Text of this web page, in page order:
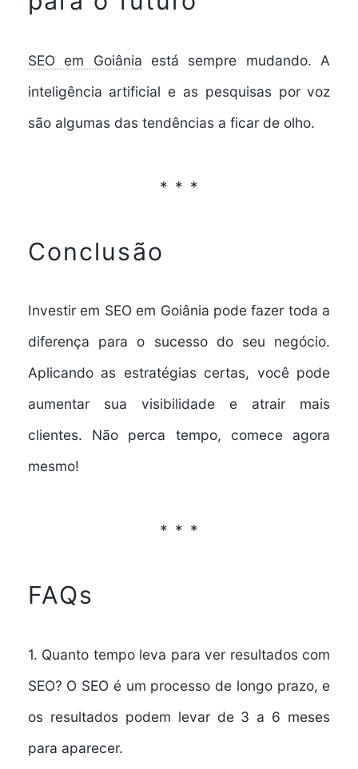
SEO em Goiânia está sempre mudando. A
inteligência artificial e as pesquisas por voz
são algumas das tendências a ficar de olho.
Conclusão
Investir em SEO em Goiânia pode fazer toda a
diferença para o sucesso do seu negócio.
Aplicando as estratégias certas, você pode
aumentar sua visibilidade e atrair mais
clientes. Não perca tempo, comece agora
mesmo!
FAQs
1. Quanto tempo leva para ver resultados com
SEO? O SEO é um processo de longo prazo, e
os resultados podem levar de 3 a 6 meses
para aparecer.